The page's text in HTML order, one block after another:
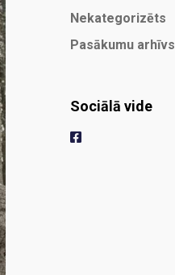
Nekategorizēts
Pasākumu arhīvs
Sociālā vide